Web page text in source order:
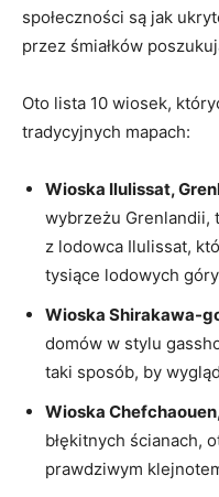
społeczności są ‌jak
przez ‌śmiałków
Oto lista 10 wiosek,
⁣tradycyjnych mapach:
Wioska Ilulissat,
wybrzeżu Grenlandii,
z lodowca Ilulissat,
tysiące lodowych​
Wioska Shirakawa-
domów w⁢ stylu
taki sposób, by
Wioska
błękitnych ścianach,
prawdziwym